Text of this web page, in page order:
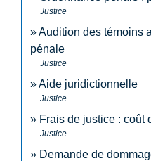
Justice
Audition des témoins
pénale
Justice
Aide juridictionnelle
Justice
Frais de justice : coût
Justice
Demande de